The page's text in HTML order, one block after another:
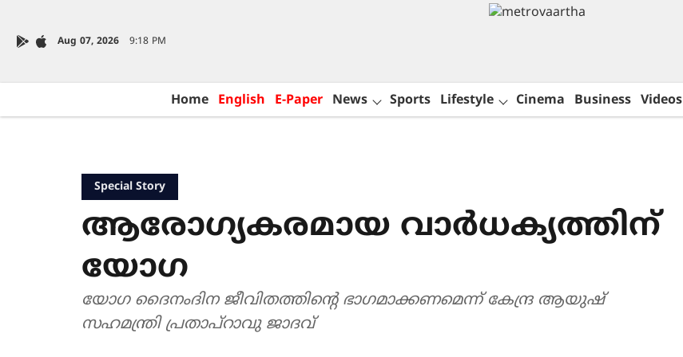
Aug 07, 2026 9:18 PM
Home English E-Paper News Sports Lifestyle Cinema Business Videos
Special Story
ആരോഗ്യകരമായ വാർധക്യത്തിന്
യോഗ
യോഗ ദൈനംദിന ജീവിതത്തിന്‍റെ ഭാഗമാക്കണമെന്ന് കേന്ദ്ര ആയുഷ്
സഹമന്ത്രി പ്രതാപ്‌റാവു ജാദവ്